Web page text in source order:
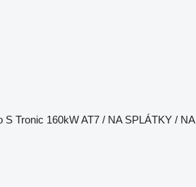
S Tronic 160kW AT7 / NA SPLÁTKY / NA